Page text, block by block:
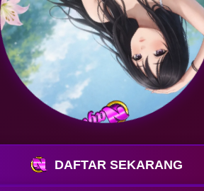
DAFTAR SEKARANG